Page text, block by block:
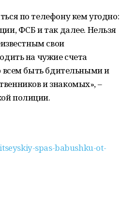
по телефону кем угодно:
ФСБ и так далее. Нельзя
свои
на чужие счета
всем быть бдительными и
и знакомых», –
полиции.
spas-babushku-ot-